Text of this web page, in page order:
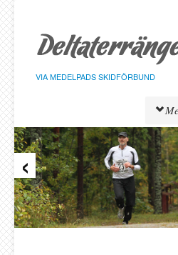
sidans
innehåll
VIA MEDELPADS SKIDFÖRBUND
Tävlingar
Resultat
Löpare
Klasser
Föreningar
‹